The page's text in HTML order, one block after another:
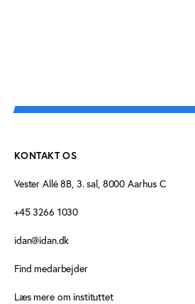
KONTAKT OS
Vester Allé 8B, 3. sal, 8000 Aarhus C
+45 3266 1030
idan@idan.dk
Find medarbejder
Læs mere om instituttet